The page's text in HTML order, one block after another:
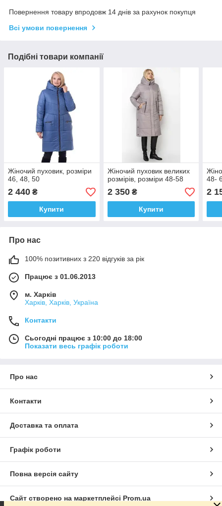
Повернення товару впродовж 14 днів за рахунок покупця
Всі умови повернення
Подібні товари компанії
Жіночий пуховик, розміри
46, 48, 50
2 440 ₴
Купити
Жіночий пуховик великих
розмірів, розміри 48-58
2 350₴
Купити
48-
2
Про нас
100% позитивних з 220 відгуків за рік
Працює з 01.06.2013
м. Харків
Харків, Харків, Україна
Контакти
Сьогодні працює з 10:00 до 18:00
Показати весь графік роботи
Про нас
Контакти
Доставка та оплата
Графік роботи
Повна версія сайту
Сайт створено на маркетплейсі Prom.ua